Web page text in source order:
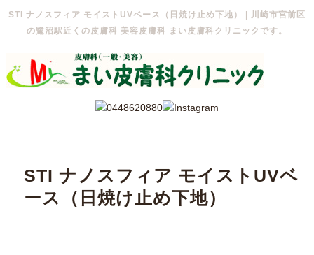
STI ナノスフィア モイストUVベース（日焼け止め下地） | 川崎市宮前区
の鷺沼駅近くの皮膚科 美容皮膚科 まい皮膚科クリニックです。
STI ナノスフィア モイストUVベ
ース（日焼け止め下地）